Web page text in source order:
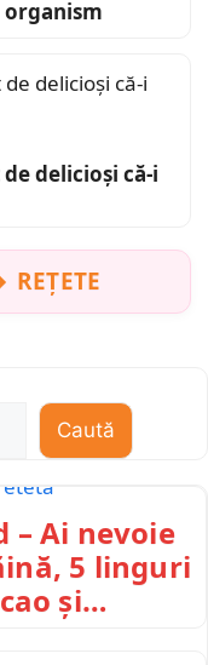
organism
delicioși că-i
REȚETE
Caută
– Ai nevoie
5 linguri
și…